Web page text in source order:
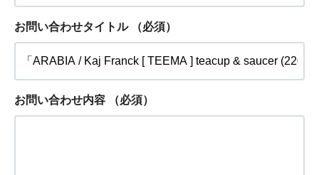
お問い合わせタイトル （必須）
お問い合わせ内容 （必須）